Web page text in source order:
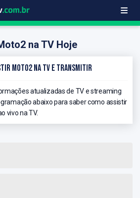
na TV Hoje
Moto2 na TV e Transmitir
atualizadas de TV e streaming
abaixo para saber como assistir
vivo na TV.